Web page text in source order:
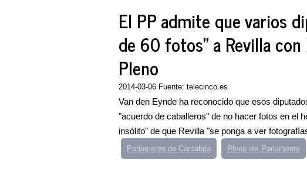
El PP admite que varios
de 60 fotos" a Revilla
Pleno
2014-03-06 Fuente: telecinco.es
Van den Eynde ha reconocido que esos
"acuerdo de caballeros" de no hacer fotos en el
insólito" de que Revilla "se ponga a ver
Parlamento de Cantabria Pleno del Parlamento